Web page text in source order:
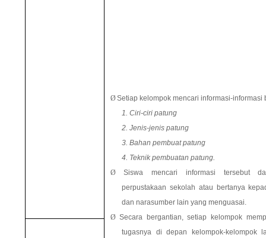
ØSetiap kelompok mencari informasi-informasi
1. Ciri-ciri patung
2. Jenis-jenis patung
3. Bahan pembuat patung
4. Teknik pembuatan patung.
Ø
Siswa mencari informasi tersebut
perpustakaan sekolah atau bertanya
dan narasumber lain yang menguasai.
Ø Secara bergantian, setiap kelompok
tugasnya di depan kelompok-kelompok